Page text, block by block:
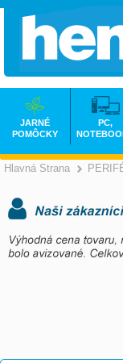
Hlavná Strana
JARNÉ
POMÔCKY
PC,